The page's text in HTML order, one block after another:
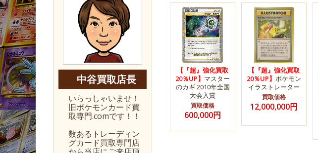
【『超』強化買取
20％UP】 マスター
のカギ 2010年全国
大会入賞
買取価格
600,000円
【『超』強化買取
20％UP】 ポケモン
イラストレーター
買取価格
12,000,000円
中谷買取店長
いらっしゃいませ！
旧ポケモンカード買
取専門.comです！！
数あるトレーディン
グカード買取専門店